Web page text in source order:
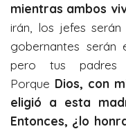
mientras ambos
irán, los jefes
gobernantes serán
pero tus padres
Porque Dios, con
eligió a esta
Entonces, ¿lo